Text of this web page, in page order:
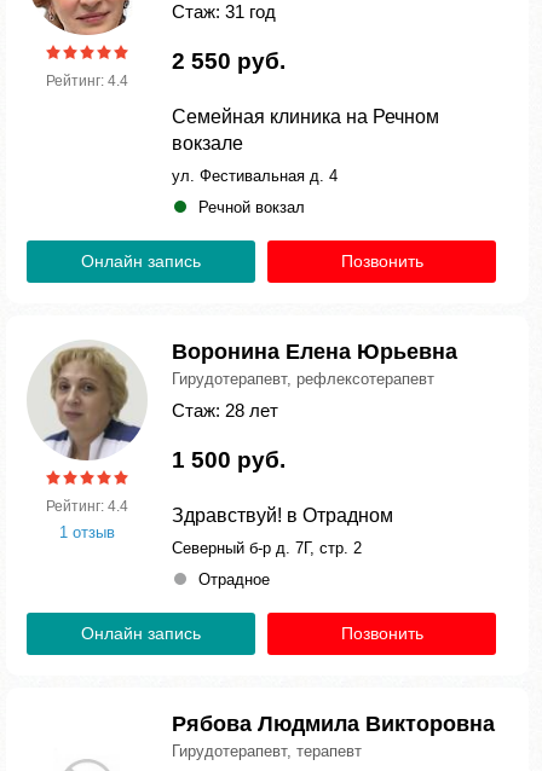
Рейтинг: 4.4
Стаж: 31 год
2 550 руб.
Семейная клиника на Речном
вокзале
ул. Фестивальная д. 4
Речной вокзал
Онлайн запись Позвонить
Рейтинг: 4.4
1 отзыв
Воронина Елена Юрьевна
Гирудотерапевт, рефлексотерапевт
Стаж: 28 лет
1 500 руб.
Здравствуй! в Отрадном
Северный б-р д. 7Г, стр. 2
Отрадное
Онлайн запись Позвонить
Рябова Людмила Викторовна
Гирудотерапевт, терапевт